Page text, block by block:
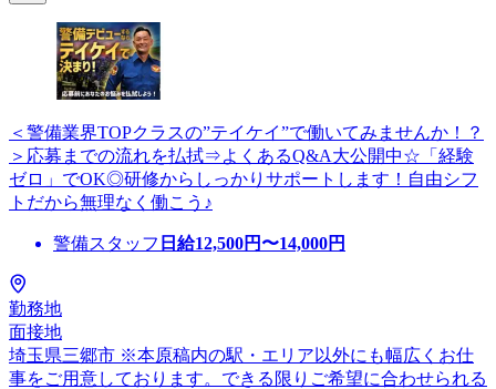
＜警備業界TOPクラスの”テイケイ”で働いてみませんか！？
＞応募までの流れを払拭⇒よくあるQ&A大公開中☆「経験
ゼロ」でOK◎研修からしっかりサポートします！自由シフ
トだから無理なく働こう♪
警備スタッフ 日給12,500円〜14,000円
勤務地
面接地
埼玉県三郷市 ※本原稿内の駅・エリア以外にも幅広くお仕
事をご用意しております。できる限りご希望に合わせられる